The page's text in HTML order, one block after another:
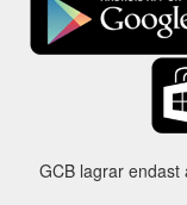
GCB lagrar